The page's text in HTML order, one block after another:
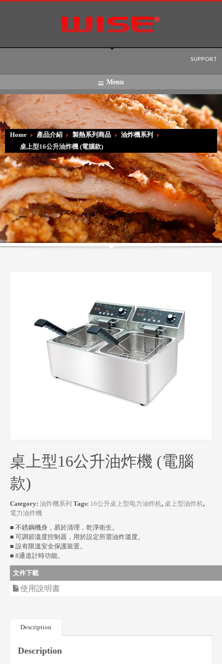
SUPPORT
Menu
Home 產品介紹 製熱系列商品
油炸機系列
桌上型16公升油炸機 (電腦款)
桌上型16公升油炸機 (電腦
款)
Category: 油炸機系列 Tags: 16公升桌上型电力油炸机, 桌上型油炸机,
電力油炸機
■ 不銹鋼機身，易於清理，乾淨衛生。
■ 可調節溫度控制器，用於設定所需油炸溫度。
■ 設有限溫安全保護裝置。
■ 8通道計時功能。
文件下載
使用說明書
Description
Description